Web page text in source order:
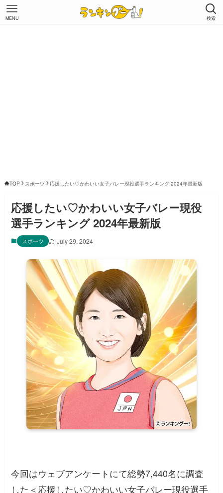
検索
MENU
TOP スポーツ 応援したい♡かわいい女子バレー現役選手ランキング 2024年最新版
応援したい♡かわいい女子バレー現役
選手ランキング 2024年最新版
スポーツ July 29, 2024
今回はウェブアンケートにて総勢7,440名に調査
した＜応援したい♡かわいい女子バレー現役選手